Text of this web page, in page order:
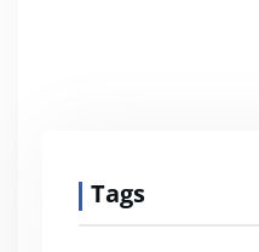
Tags